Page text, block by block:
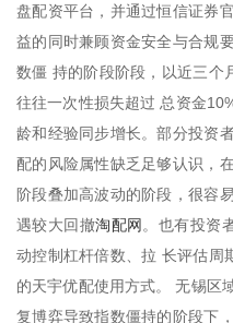
盘配资平台，并通过恒信证券
益的同时兼顾资金安全与合规
数僵 持的阶段阶段，以近三个
往往一次性损失超过 总资金
龄和经验同步增长。部分投资
配的风险属性缺乏足够认识，
阶段叠加高波动的阶段，很容
遇较大回撤淘配网。也有投资
动控制杠杆倍数、拉 长评估周
的天宇优配使用方式。 无锡区
复博弈导致指数僵持的阶段下